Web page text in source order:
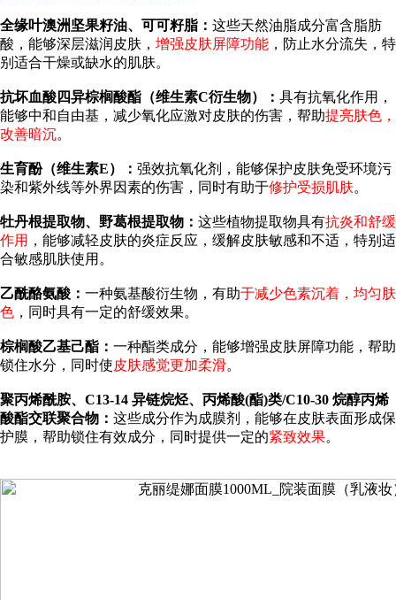
全缘叶澳洲坚果籽油、可可籽脂： 这些天然油脂成分富含脂肪
酸，能够深层滋润皮肤， 增强皮肤屏障功能 ，防止水分流失，特
别适合干燥或缺水的肌肤。
抗坏血酸四异棕榈酸酯（维生素C衍生物）： 具有抗氧化作用，
能够中和自由基，减少氧化应激对皮肤的伤害，帮助提亮肤色，
改善暗沉。
生育酚（维生素E）： 强效抗氧化剂，能够保护皮肤免受环境污
染和紫外线等外界因素的伤害，同时有助于修护受损肌肤。
牡丹根提取物、野葛根提取物： 这些植物提取物具有抗炎和舒缓
作用 ，能够减轻皮肤的炎症反应，缓解皮肤敏感和不适，特别适
合敏感肌肤使用。
乙酰酪氨酸： 一种氨基酸衍生物，有助于减少色素沉着，均匀肤
色 ，同时具有一定的舒缓效果。
棕榈酸乙基己酯： 一种酯类成分，能够增强皮肤屏障功能，帮助
锁住水分，同时使皮肤感觉更加柔滑。
聚丙烯酰胺、C13-14 异链烷烃、丙烯酸(酯)类/C10-30 烷醇丙烯
酸酯交联聚合物： 这些成分作为成膜剂，能够在皮肤表面形成保
护膜，帮助锁住有效成分，同时提供一定的紧致效果。